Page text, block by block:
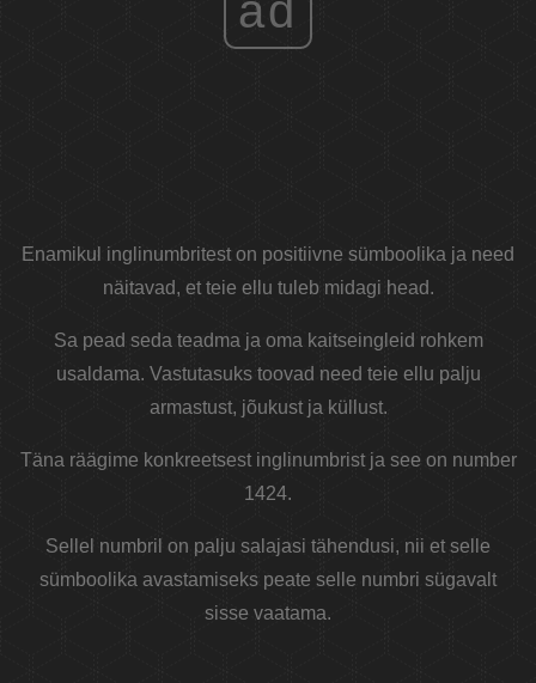
Enamikul inglinumbritest on positiivne sümboolika ja need
näitavad, et teie ellu tuleb midagi head.
Sa pead seda teadma ja oma kaitseingleid rohkem
usaldama. Vastutasuks toovad need teie ellu palju
armastust, jõukust ja küllust.
Täna räägime konkreetsest inglinumbrist ja see on number
1424.
Sellel numbril on palju salajasi tähendusi, nii et selle
sümboolika avastamiseks peate selle numbri sügavalt
sisse vaatama.